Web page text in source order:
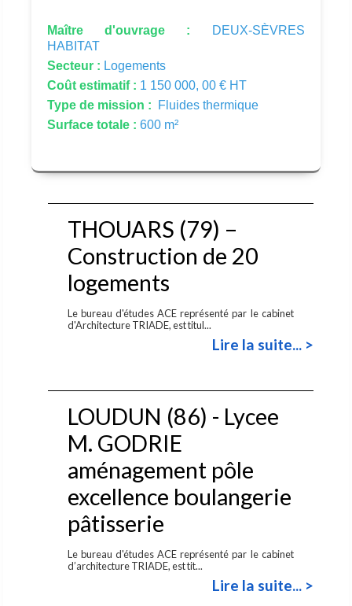
Maître d'ouvrage :
DEUX-SÈVRES
HABITAT
Secteur : Logements
Coût estimatif : 1 150 000, 00 € HT
Type de mission :
Fluides thermique
Surface totale : 600 m²
THOUARS (79) –
Construction de 20
logements
Le bureau d'études ACE représenté par le cabinet
d'Architecture TRIADE, est titul...
Lire la suite... >
LOUDUN (86) - Lycee
M. GODRIE
aménagement pôle
excellence boulangerie
pâtisserie
Le bureau d'études ACE représenté par le cabinet
d’architecture TRIADE, est tit...
Lire la suite... >